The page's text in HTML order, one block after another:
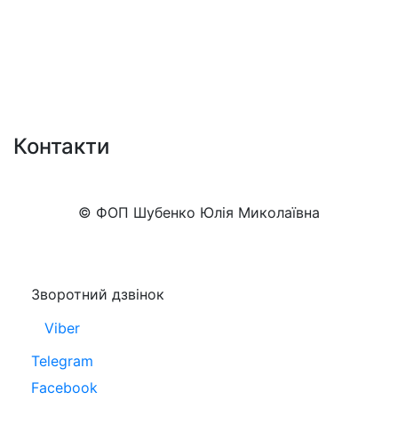
Контакти
© ФОП Шубенко Юлія Миколаївна
Зворотний дзвінок
Viber
Telegram
Facebook